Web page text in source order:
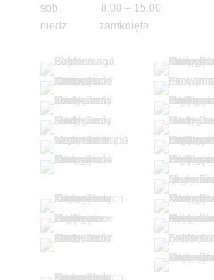
sob. 8.00 – 15.00
niedz. zamknięte